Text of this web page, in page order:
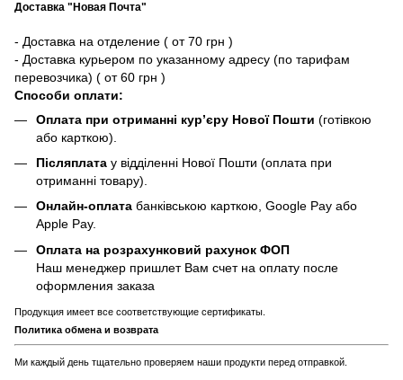
Доставка "Новая Почта"
- Доставка на отделение ( от 70 грн )
- Доставка курьером по указанному адресу (по тарифам
перевозчика) ( от 60 грн )
Способи оплати:
Оплата при отриманні кур’єру Нової Пошти (готівкою
або карткою).
Післяплата у відділенні Нової Пошти (оплата при
отриманні товару).
Онлайн-оплата банківською карткою, Google Pay або
Apple Pay.
Оплата на розрахунковий рахунок ФОП
Наш менеджер пришлет Вам счет на оплату после
оформления заказа
Продукция имеет все соответствующие сертификаты.
Политика обмена и возврата
Ми каждый день тщательно проверяем наши продукти перед отправкой.